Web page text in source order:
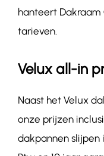
hanteert
tarieven.
Velux all-in
Naast het Velux
onze prijzen
dakpannen slijpen